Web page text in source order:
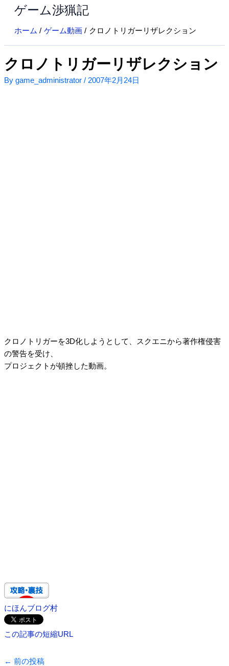
ス
キ
ッ
プ
ゲーム渉猟記
ホーム ゲーム動画 クロノトリガーリザレクション
クロノトリガーリザレクション
By game_administrator / 2007年2月24日
クロノトリガーを3D化しようとして、スクエニから著作権侵害
の警告を受け、
プロジェクトが頓挫した動画。
にほんブログ村
この記事の短縮URL
← 前の投稿